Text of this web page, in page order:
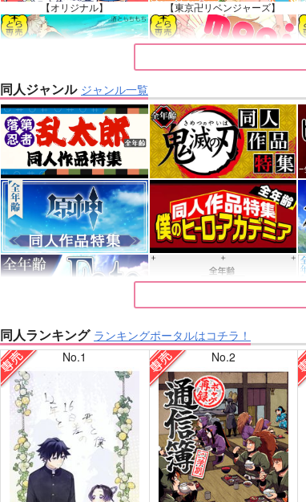
【オリジナル】 【東京卍リベンジャーズ】
【原神】
同人ジャンル ジャンル一覧
同人ランキング ランキングポータルはコチラ！
No.1
No.2